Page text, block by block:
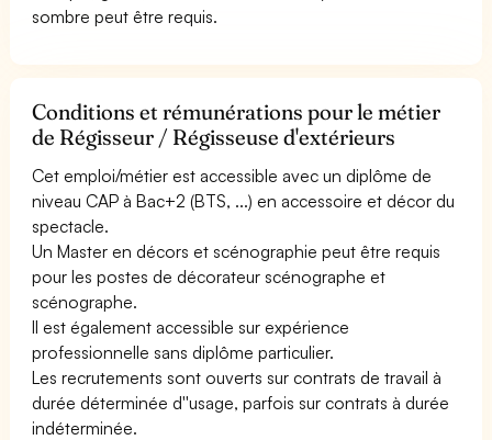
sombre peut être requis.
Conditions et rémunérations pour le métier
de Régisseur / Régisseuse d'extérieurs
Cet emploi/métier est accessible avec un diplôme de
niveau CAP à Bac+2 (BTS, ...) en accessoire et décor du
spectacle.
Un Master en décors et scénographie peut être requis
pour les postes de décorateur scénographe et
scénographe.
Il est également accessible sur expérience
professionnelle sans diplôme particulier.
Les recrutements sont ouverts sur contrats de travail à
durée déterminée d''usage, parfois sur contrats à durée
indéterminée.